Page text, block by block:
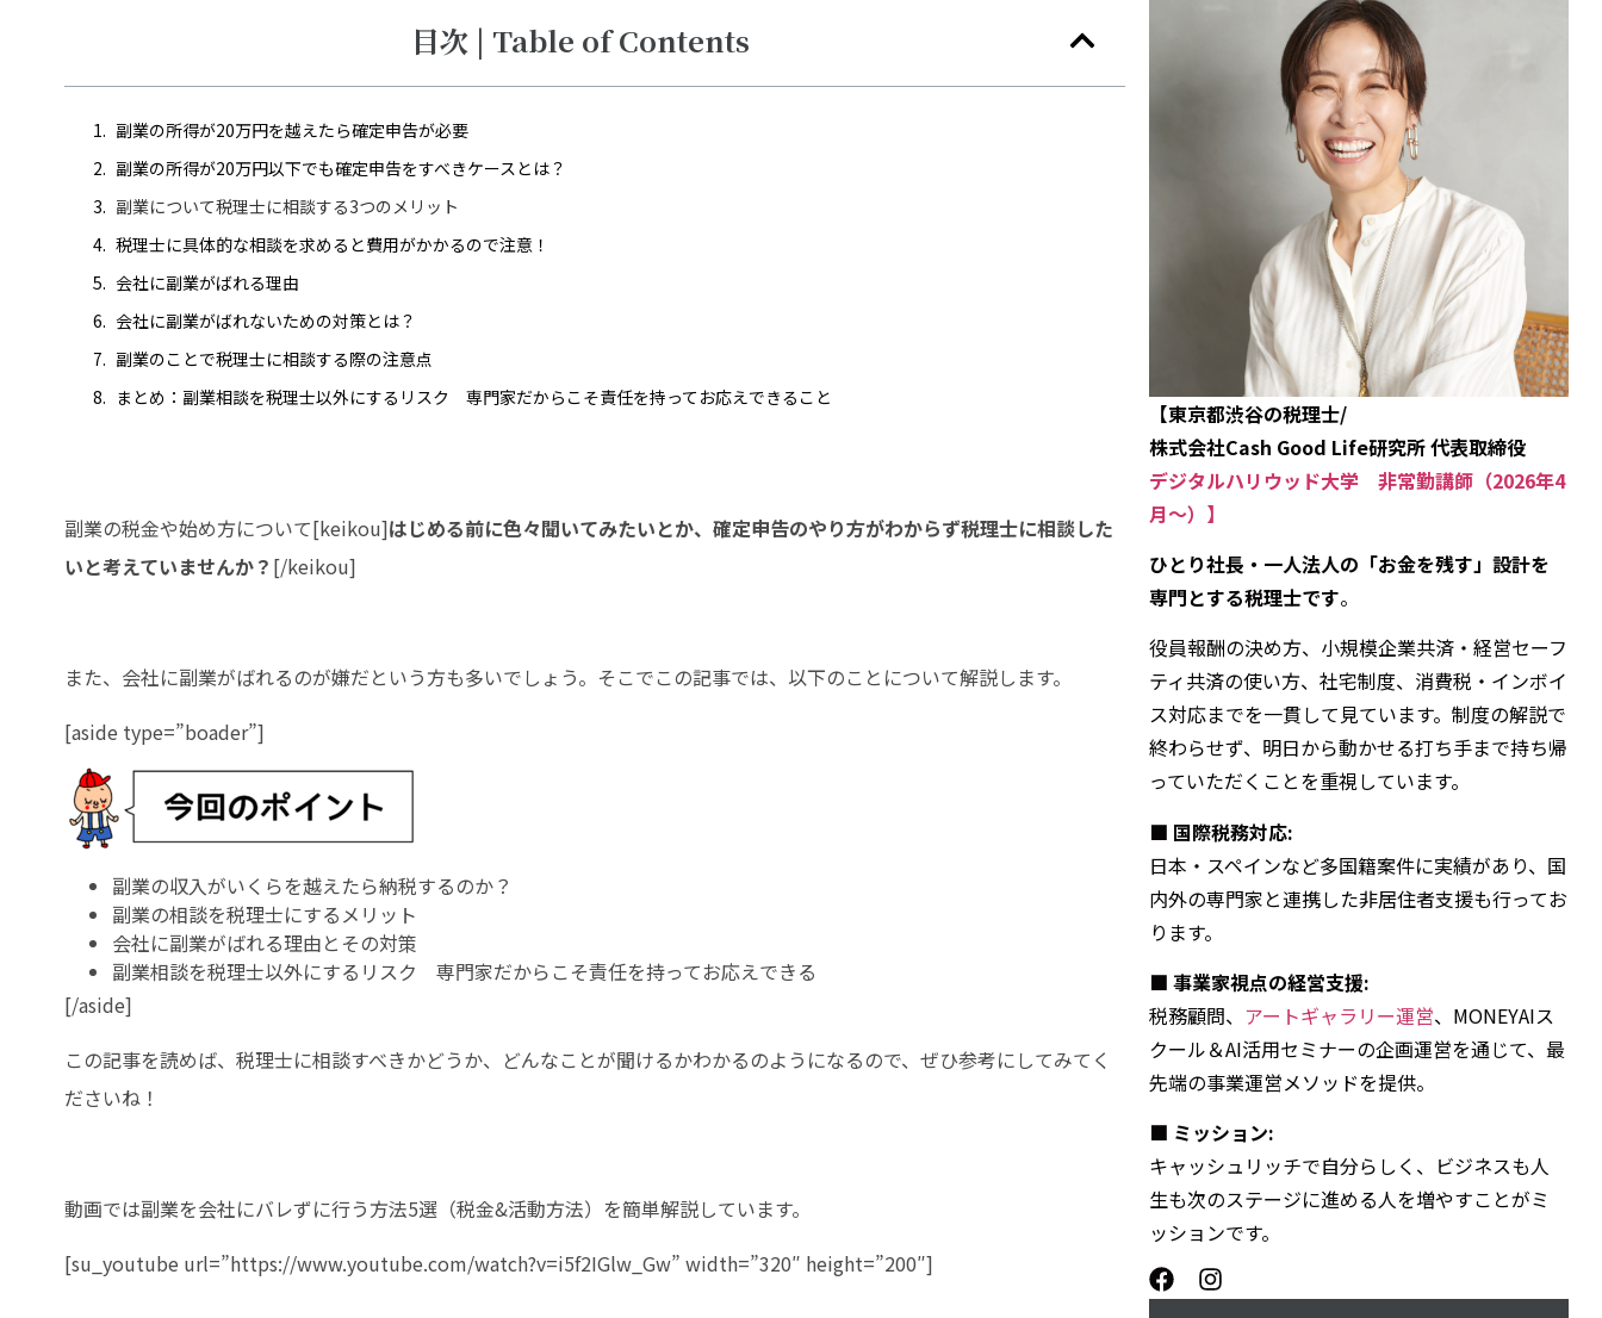
目次 | Table of Contents
副業の所得が20万円を越えたら確定申告が必要
副業の所得が20万円以下でも確定申告をすべきケースとは？
副業について税理士に相談する3つのメリット
税理士に具体的な相談を求めると費用がかかるので注意！
会社に副業がばれる理由
会社に副業がばれないための対策とは？
副業のことで税理士に相談する際の注意点
まとめ：副業相談を税理士以外にするリスク 専門家だからこそ責任を持ってお応えできること
副業の税金や始め方について[keikou]はじめる前に色々聞いてみたいとか、確定申告のやり方がわからず税理士に相談した
いと考えていませんか？ [/keikou]
また、会社に副業がばれるのが嫌だという方も多いでしょう。そこでこの記事では、以下のことについて解説します。
[aside type=”boader”]
副業の収入がいくらを越えたら納税するのか？
副業の相談を税理士にするメリット
会社に副業がばれる理由とその対策
副業相談を税理士以外にするリスク 専門家だからこそ責任を持ってお応えできる
[/aside]
この記事を読めば、税理士に相談すべきかどうか、どんなことが聞けるかわかるのようになるので、ぜひ参考にしてみてく
ださいね！
動画では副業を会社にバレずに行う方法5選（税金&活動方法）を簡単解説しています。
[su_youtube url=”https://www.youtube.com/watch?v=i5f2IGlw_Gw” width=”320″ height=”200″]
【東京都渋谷の税理士/
株式会社Cash Good Life研究所 代表取締役
デジタルハリウッド大学 非常勤講師（2026年4
月～）】
ひとり社長・一人法人の「お金を残す」設計を
専門とする税理士です。
役員報酬の決め方、小規模企業共済・経営セーフ
ティ共済の使い方、社宅制度、消費税・インボイ
ス対応までを一貫して見ています。制度の解説で
終わらせず、明日から動かせる打ち手まで持ち帰
っていただくことを重視しています。
■ 国際税務対応:
日本・スペインなど多国籍案件に実績があり、国
内外の専門家と連携した非居住者支援も行ってお
ります。
■ 事業家視点の経営支援:
税務顧問、 アートギャラリー運営、MONEYAIス
クール＆AI活用セミナーの企画運営を通じて、最
先端の事業運営メソッドを提供。
■ ミッション:
キャッシュリッチで自分らしく、ビジネスも人
生も次のステージに進める人を増やすことがミ
ッションです。